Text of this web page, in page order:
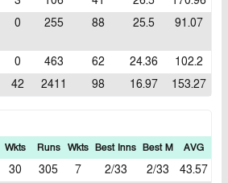
0 255 88 25.5 91.07
0 463 62 24.36
102.2
42 2411 98 16.97 153.27
Wkts Runs Wkts Best Inns Best M AVG
30 305 7 2/33 2/33 43.57